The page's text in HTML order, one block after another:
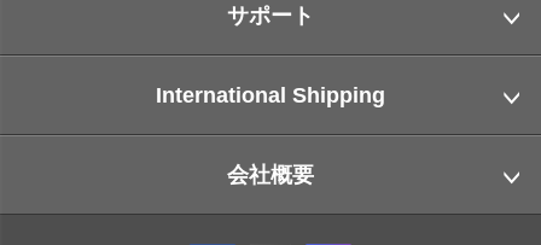
サポート
International Shipping
会社概要